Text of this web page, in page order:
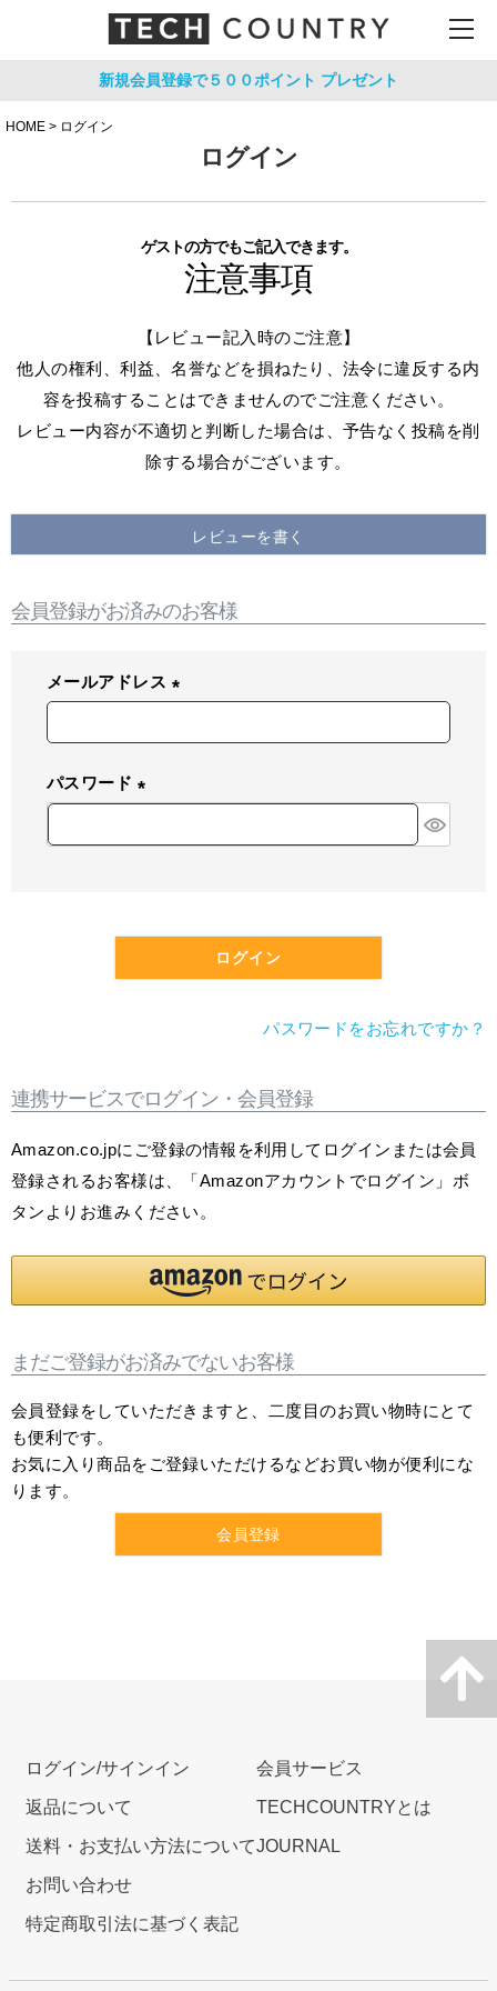
新規会員登録で５００ポイント プレゼント
HOME ログイン
ログイン
ゲストの方でもご記入できます。
注意事項
【レビュー記入時のご注意】
他人の権利、利益、名誉などを損ねたり、法令に違反する内
容を投稿することはできませんのでご注意ください。
レビュー内容が不適切と判断した場合は、予告なく投稿を削
除する場合がございます。
レビューを書く
会員登録がお済みのお客様
メールアドレス
必
パスワード
必
ログイン
パスワードをお忘れですか？
連携サービスでログイン・会員登録
Amazon.co.jpにご登録の情報を利用してログインまたは会員
登録されるお客様は、「Amazonアカウントでログイン」ボ
タンよりお進みください。
まだご登録がお済みでないお客様
会員登録をしていただきますと、二度目のお買い物時にとて
も便利です。
お気に入り商品をご登録いただけるなどお買い物が便利にな
ります。
会員登録
ログイン/サインイン
返品について
送料・お支払い方法について
お問い合わせ
特定商取引法に基づく表記
会員サービス
TECHCOUNTRYとは
JOURNAL